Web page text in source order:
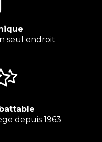
seul endroit
depuis 1963